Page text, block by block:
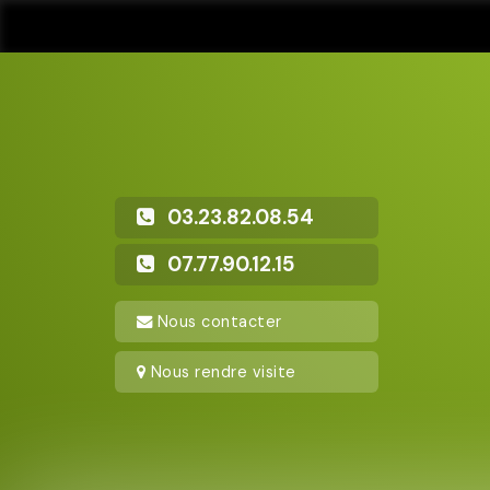
03.23.82.08.54
07.77.90.12.15
Nous contacter
Nous rendre visite